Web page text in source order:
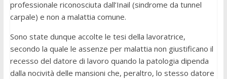
professionale riconosciuta dall’Inail (sindrome da tunnel
carpale) e non a malattia comune.
Sono state dunque accolte le tesi della lavoratrice,
secondo la quale le assenze per malattia non giustificano il
recesso del datore di lavoro quando la patologia dipenda
dalla nocività delle mansioni che, peraltro, lo stesso datore